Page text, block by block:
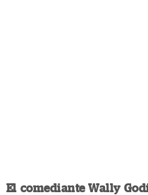
El comediante Wally